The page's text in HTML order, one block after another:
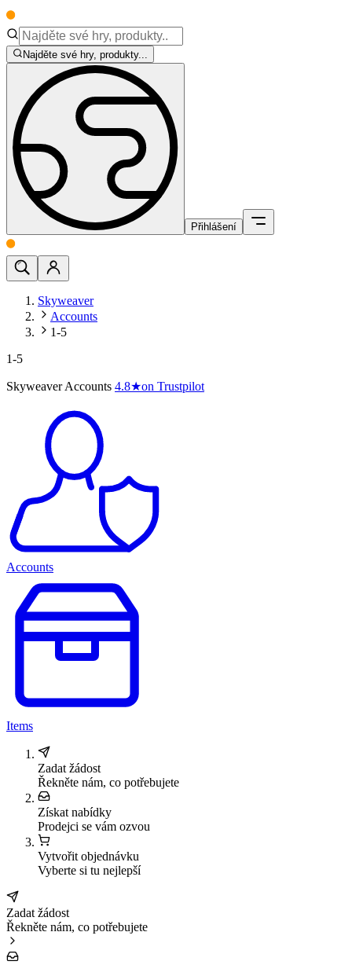
Najděte své hry, produkty...
Přihlášení
Skyweaver
Accounts
1-5
1-5
Skyweaver Accounts 4.8★on Trustpilot
Accounts
Items
Zadat žádost
Řekněte nám, co potřebujete
Získat nabídky
Prodejci se vám ozvou
Vytvořit objednávku
Vyberte si tu nejlepší
Zadat žádost
Řekněte nám, co potřebujete